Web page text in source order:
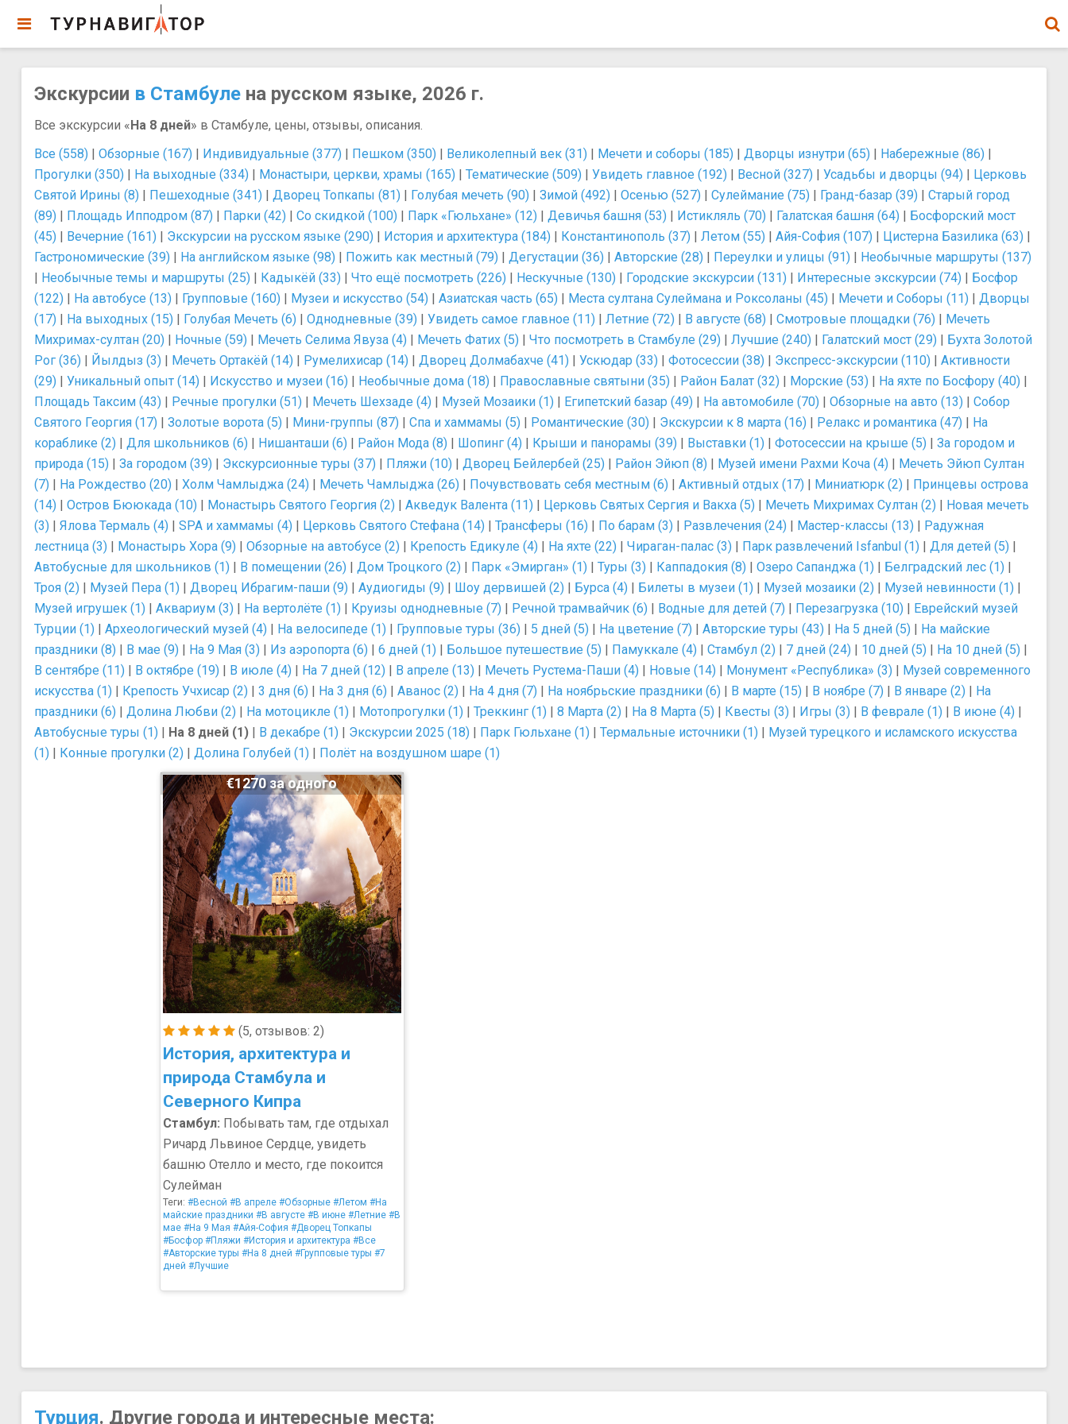
Экскурсии в Стамбуле на русском языке, 2026 г.
Все экскурсии «На 8 дней» в Стамбуле, цены, отзывы, описания.
Все (558) | Обзорные (167) | Индивидуальные (377) | Пешком (350) | Великолепный век (31) | Мечети и соборы (185) | Дворцы изнутри (65) | Набережные (86) |
Прогулки (350) | На выходные (334) | Монастыри, церкви, храмы (165) | Тематические (509) | Увидеть главное (192) | Весной (327) | Усадьбы и дворцы (94) | Церковь
Святой Ирины (8) | Пешеходные (341) | Дворец Топкапы (81) | Голубая мечеть (90) | Зимой (492) | Осенью (527) | Сулеймание (75) | Гранд-базар (39) | Старый город
(89) | Площадь Ипподром (87) | Парки (42) | Со скидкой (100) | Парк «Гюльхане» (12) | Девичья башня (53) | Истикляль (70) | Галатская башня (64) | Босфорский мост
(45) | Вечерние (161) | Экскурсии на русском языке (290) | История и архитектура (184) | Константинополь (37) | Летом (55) | Айя-София (107) | Цистерна Базилика (63) |
Гастрономические (39) | На английском языке (98) | Пожить как местный (79) | Дегустации (36) | Авторские (28) | Переулки и улицы (91) | Необычные маршруты (137)
| Необычные темы и маршруты (25) | Кадыкёй (33) | Что ещё посмотреть (226) | Нескучные (130) | Городские экскурсии (131) | Интересные экскурсии (74) | Босфор
(122) | На автобусе (13) | Групповые (160) | Музеи и искусство (54) | Азиатская часть (65) | Места султана Сулеймана и Роксоланы (45) | Мечети и Соборы (11) | Дворцы
(17) | На выходных (15) | Голубая Мечеть (6) | Однодневные (39) | Увидеть самое главное (11) | Летние (72) | В августе (68) | Смотровые площадки (76) | Мечеть
Михримах-султан (20) | Ночные (59) | Мечеть Селима Явуза (4) | Мечеть Фатих (5) | Что посмотреть в Стамбуле (29) | Лучшие (240) | Галатский мост (29) | Бухта Золотой
Рог (36) | Йылдыз (3) | Мечеть Ортакёй (14) | Румелихисар (14) | Дворец Долмабахче (41) | Ускюдар (33) | Фотосессии (38) | Экспресс-экскурсии (110) | Активности
(29) | Уникальный опыт (14) | Искусство и музеи (16) | Необычные дома (18) | Православные святыни (35) | Район Балат (32) | Морские (53) | На яхте по Босфору (40) |
Площадь Таксим (43) | Речные прогулки (51) | Мечеть Шехзаде (4) | Музей Мозаики (1) | Египетский базар (49) | На автомобиле (70) | Обзорные на авто (13) | Собор
Святого Георгия (17) | Золотые ворота (5) | Мини-группы (87) | Спа и хаммамы (5) | Романтические (30) | Экскурсии к 8 марта (16) | Релакс и романтика (47) | На
кораблике (2) | Для школьников (6) | Нишанташи (6) | Район Мода (8) | Шопинг (4) | Крыши и панорамы (39) | Выставки (1) | Фотосессии на крыше (5) | За городом и
природа (15) | За городом (39) | Экскурсионные туры (37) | Пляжи (10) | Дворец Бейлербей (25) | Район Эйюп (8) | Музей имени Рахми Коча (4) | Мечеть Эйюп Султан
(7) | На Рождество (20) | Холм Чамлыджа (24) | Мечеть Чамлыджа (26) | Почувствовать себя местным (6) | Активный отдых (17) | Миниатюрк (2) | Принцевы острова
(14) | Остров Бююкада (10) | Монастырь Святого Георгия (2) | Акведук Валента (11) | Церковь Святых Сергия и Вакха (5) | Мечеть Михримах Султан (2) | Новая мечеть
(3) | Ялова Термаль (4) | SPA и хаммамы (4) | Церковь Святого Стефана (14) | Трансферы (16) | По барам (3) | Развлечения (24) | Мастер-классы (13) | Радужная
лестница (3) | Монастырь Хора (9) | Обзорные на автобусе (2) | Крепость Едикуле (4) | На яхте (22) | Чираган-палас (3) | Парк развлечений Isfanbul (1) | Для детей (5) |
Автобусные для школьников (1) | В помещении (26) | Дом Троцкого (2) | Парк «Эмирган» (1) | Туры (3) | Каппадокия (8) | Озеро Сапанджа (1) | Белградский лес (1) |
Троя (2) | Музей Пера (1) | Дворец Ибрагим-паши (9) | Аудиогиды (9) | Шоу дервишей (2) | Бурса (4) | Билеты в музеи (1) | Музей мозаики (2) | Музей невинности (1) |
Музей игрушек (1) | Аквариум (3) | На вертолёте (1) | Круизы однодневные (7) | Речной трамвайчик (6) | Водные для детей (7) | Перезагрузка (10) | Еврейский музей
Турции (1) | Археологический музей (4) | На велосипеде (1) | Групповые туры (36) | 5 дней (5) | На цветение (7) | Авторские туры (43) | На 5 дней (5) | На майские
праздники (8) | В мае (9) | На 9 Мая (3) | Из аэропорта (6) | 6 дней (1) | Большое путешествие (5) | Памуккале (4) | Стамбул (2) | 7 дней (24) | 10 дней (5) | На 10 дней (5) |
В сентябре (11) | В октябре (19) | В июле (4) | На 7 дней (12) | В апреле (13) | Мечеть Рустема-Паши (4) | Новые (14) | Монумент «Республика» (3) | Музей современного
искусства (1) | Крепость Учхисар (2) | 3 дня (6) | На 3 дня (6) | Аванос (2) | На 4 дня (7) | На ноябрьские праздники (6) | В марте (15) | В ноябре (7) | В январе (2) | На
праздники (6) | Долина Любви (2) | На мотоцикле (1) | Мотопрогулки (1) | Треккинг (1) | 8 Марта (2) | На 8 Марта (5) | Квесты (3) | Игры (3) | В феврале (1) | В июне (4) |
Автобусные туры (1) | На 8 дней (1) | В декабре (1) | Экскурсии 2025 (18) | Парк Гюльхане (1) | Термальные источники (1) | Музей турецкого и исламского искусства
(1) | Конные прогулки (2) | Долина Голубей (1) | Полёт на воздушном шаре (1)
(5, отзывов: 2)
История, архитектура и
природа Стамбула и
Северного Кипра
€1270 за одного
Стамбул: Побывать там, где отдыхал
Ричард Львиное Сердце, увидеть
башню Отелло и место, где покоится
Сулейман
Теги: #Весной #В апреле #Обзорные #Летом #На
майские праздники #В августе #В июне #Летние #В
мае #На 9 Мая #Айя-София #Дворец Топкапы
#Босфор #Пляжи #История и архитектура #Все
#Авторские туры #На 8 дней #Групповые туры #7
дней #Лучшие
Турция. Другие города и интересные места: